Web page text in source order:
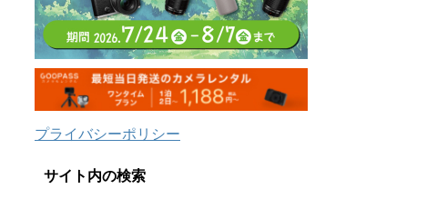
プライバシーポリシー
サイト内の検索